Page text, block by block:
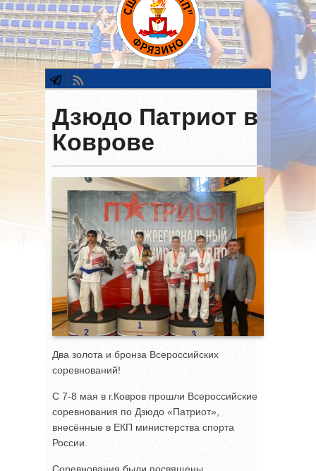
Дзюдо Патриот в
Коврове
Два золота и бронза Всероссийских
соревнований!
С 7-8 мая в г.Ковров прошли Всероссийские
соревнования по Дзюдо «Патриот»,
внесённые в ЕКП министерства спорта
России.